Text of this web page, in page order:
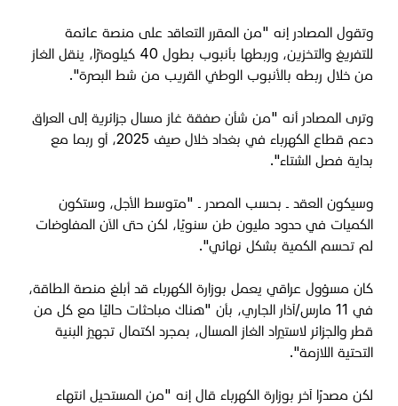
وتقول المصادر إنه "من المقرر التعاقد على منصة عائمة
للتفريغ والتخزين، وربطها بأنبوب بطول 40 كيلومترًا، ينقل الغاز
من خلال ربطه بالأنبوب الوطني القريب من شط البصرة".
وترى المصادر أنه "من شأن صفقة غاز مسال جزائرية إلى العراق
دعم قطاع الكهرباء في بغداد خلال صيف 2025، أو ربما مع
بداية فصل الشتاء".
وسيكون العقد ـ بحسب المصدر ـ "متوسط الأجل، وستكون
الكميات في حدود مليون طن سنويًا، لكن حتى الآن المفاوضات
لم تحسم الكمية بشكل نهائي".
كان مسؤول عراقي يعمل بوزارة الكهرباء قد أبلغ منصة الطاقة،
في 11 مارس/آذار الجاري، بأن "هناك مباحثات حاليًا مع كل من
قطر والجزائر لاستيراد الغاز المسال، بمجرد اكتمال تجهيز البنية
التحتية اللازمة".
لكن مصدرًا آخر بوزارة الكهرباء قال إنه "من المستحيل انتهاء